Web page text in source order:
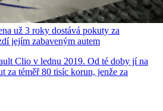
už 3 roky dostává pokuty za
jejím zabaveným autem
Clio v lednu 2019. Od té doby jí na
za téměř 80 tisíc korun, jenže za